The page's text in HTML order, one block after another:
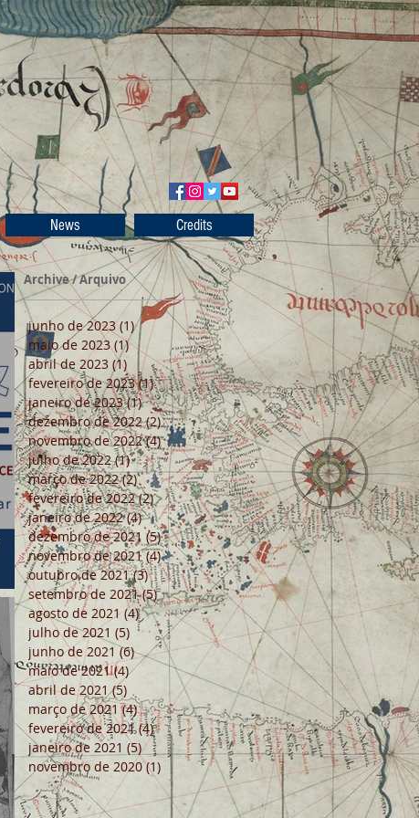
News Credits
Archive / Arquivo
junho de 2023 (1)1 post
maio de 2023 (1)1 post
abril de 2023 (1) 1 post
fevereiro de 2023 (1)1 post
janeiro de 2023 (1)1 post
dezembro de 2022 (2)2 posts
novembro de 2022 (4)4 posts
julho de 2022 (1)1 post
março de 2022 (2)2 posts
fevereiro de 2022 (2)2 posts
janeiro de 2022 (4)4 posts
dezembro de 2021 (5)5 posts
novembro de 2021 (4)4 posts
outubro de 2021 (3)3 posts
setembro de 2021 (5)5 posts
agosto de 2021 (4)4 posts
julho de 2021 (5) 5 posts
junho de 2021 (6)6 posts
maio de 2021 (4)4 posts
abril de 2021 (5) 5 posts
março de 2021 (4)4 posts
fevereiro de 2021 (4)4 posts
janeiro de 2021 (5)5 posts
novembro de 2020 (1) 1 post